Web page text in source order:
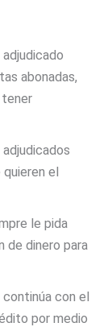
abonadas,
el
le pida
de dinero para
con el
por medio